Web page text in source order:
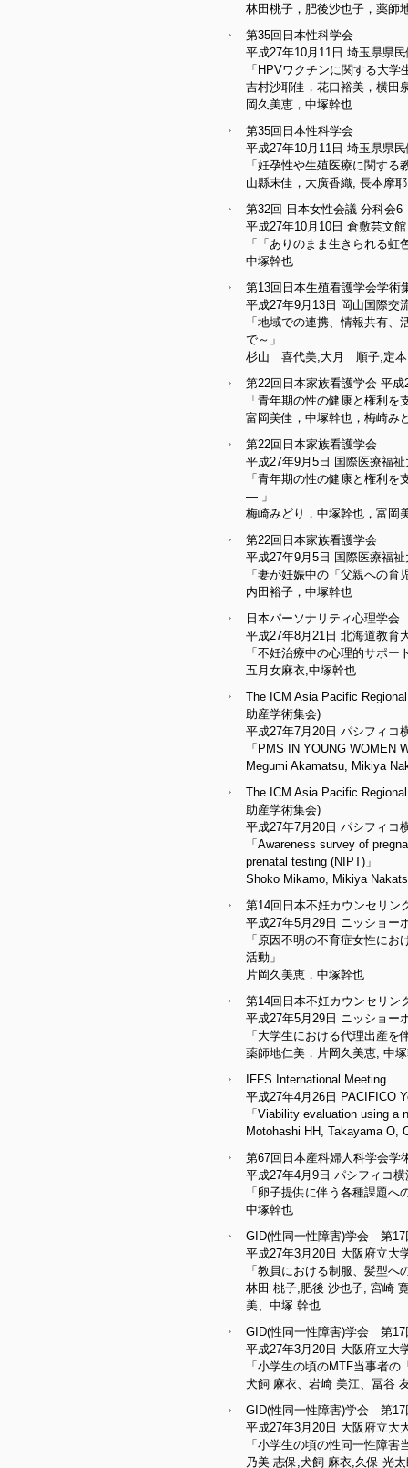
林田桃子，肥後沙也子，薬師
第35回日本性科学会
平成27年10月11日 埼玉県県
「HPVワクチンに関する大
吉村沙耶佳，花口裕美，横田
岡久美恵，中塚幹也
第35回日本性科学会
平成27年10月11日 埼玉県県
「妊孕性や生殖医療に関す
山縣末佳，大廣香織, 長本摩
第32回 日本女性会議 分科会
平成27年10月10日 倉敷芸文
「「ありのまま生きられる
中塚幹也
第13回日本生殖看護学会学術
平成27年9月13日 岡山国際交
「地域での連携、情報共有
で～」
杉山 喜代美,大月 順子,定
第22回日本家族看護学会 平
「青年期の性の健康と権利
富岡美佳，中塚幹也，梅崎み
第22回日本家族看護学会
平成27年9月5日 国際医療福
「青年期の性の健康と権利
― 」
梅崎みどり，中塚幹也，富岡
第22回日本家族看護学会
平成27年9月5日 国際医療福
「妻が妊娠中の「父親への
内田裕子，中塚幹也
日本パーソナリティ心理学
平成27年8月21日 北海道教育
「不妊治療中の心理的サポー
五月女麻衣,中塚幹也
The ICM Asia Pacific
助産学術集会)
平成27年7月20日 パシフィコ
「PMS IN YOUNG WOMEN
Megumi Akamatsu, Mikiya
The ICM Asia Pacific
助産学術集会)
平成27年7月20日 パシフィコ
「Awareness survey of
prenatal testing (NIPT)」
Shoko Mikamo, Mikiya
第14回日本不妊カウンセリン
平成27年5月29日 ニッショー
「原因不明の不育症女性に
活動」
片岡久美恵，中塚幹也
第14回日本不妊カウンセリン
平成27年5月29日 ニッショー
「大学生における代理出産
薬師地仁美，片岡久美恵, 中
IFFS International Meeting
平成27年4月26日 PACIFICO
「Viability evaluation using
Motohashi HH, Takayama O,
第67回日本産科婦人科学会学
平成27年4月9日 パシフィコ横
「卵子提供に伴う各種課題
中塚幹也
GID(性同一性障害)学会 第17
平成27年3月20日 大阪府⽴大
「教員における制服、髪型
林田 桃子,肥後 沙也子, 宮崎
美、中塚 幹也
GID(性同一性障害)学会 第17
平成27年3月20日 ⼤阪府立大
「小学生の頃のMTF当事者
犬飼 麻衣、岩崎 美江、冨谷
GID(性同一性障害)学会 第17
平成27年3月20日 ⼤阪府⽴⼤
「小学生の頃の性同一性障
乃美 志保,犬飼 麻衣,久保 光